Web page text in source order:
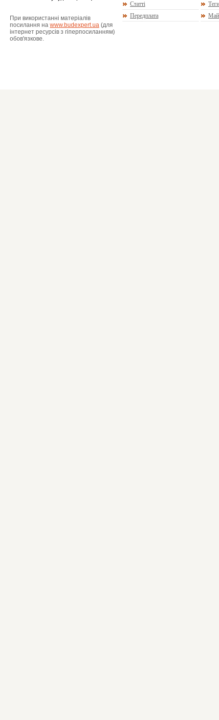
При використанні матеріалів
посилання на www.budexpert.ua (для
інтернет ресурсів з гіперпосиланням)
обов'язкове.
Статті
Теги
Передплата